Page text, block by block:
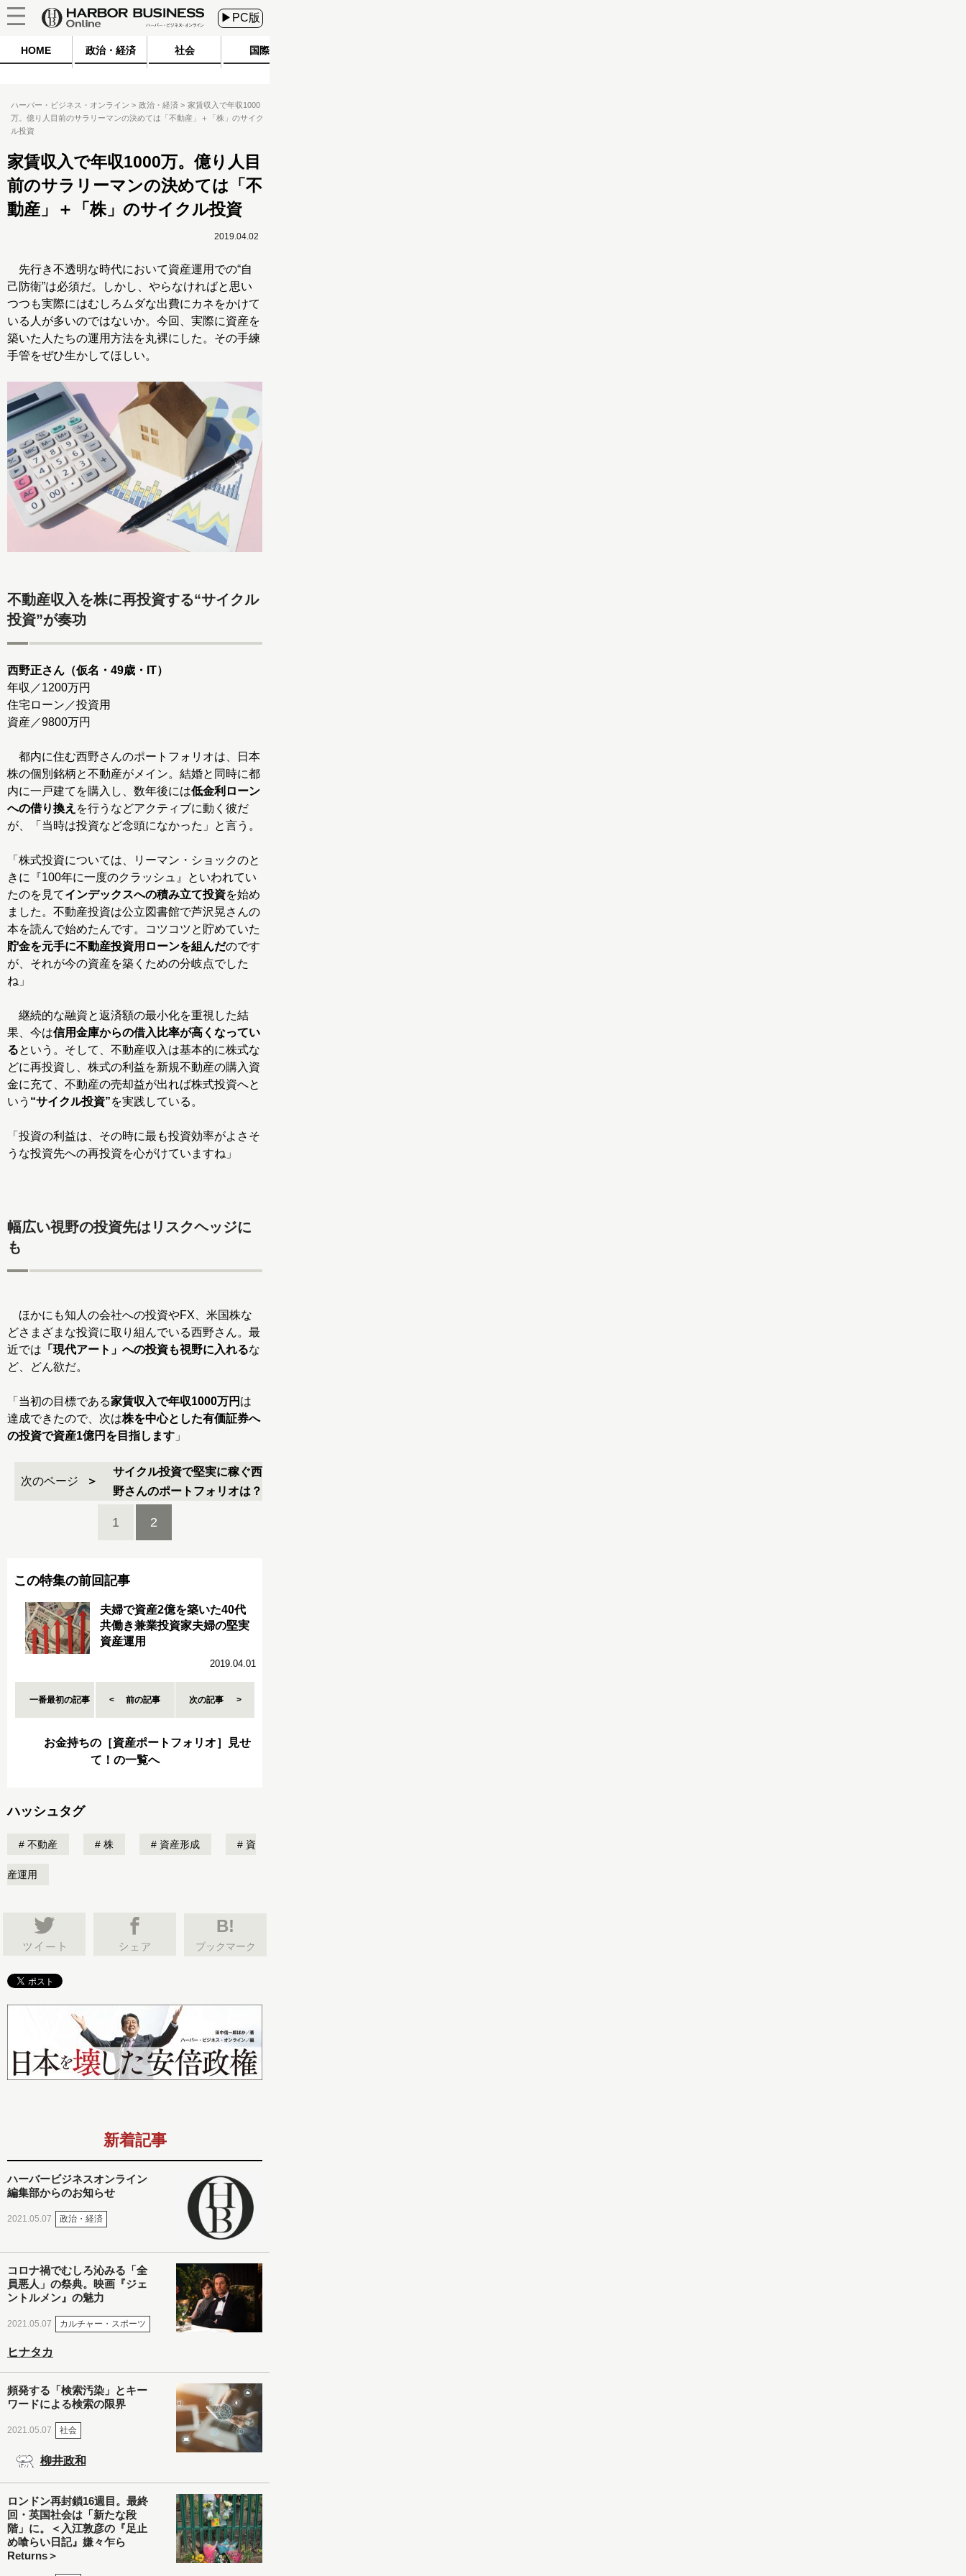
▶PC版
HOME 政治・経済 社会 国際
ハーバー・ビジネス・オンライン 政治・経済
家賃収入で年収1000
万。億り人目前のサラリーマンの決めては「不動産」＋「株」のサイク
ル投資
家賃収入で年収1000万。億り人目
前のサラリーマンの決めては「不
動産」＋「株」のサイクル投資
2019.04.02
先行き不透明な時代において資産運用での“自
己防衛”は必須だ。しかし、やらなければと思い
つつも実際にはむしろムダな出費にカネをかけて
いる人が多いのではないか。今回、実際に資産を
築いた人たちの運用方法を丸裸にした。その手練
手管をぜひ生かしてほしい。
不動産収入を株に再投資する“サイクル
投資”が奏功
西野正さん（仮名・49歳・IT）
年収／1200万円
住宅ローン／投資用
資産／9800万円
都内に住む西野さんのポートフォリオは、日本
株の個別銘柄と不動産がメイン。結婚と同時に都
内に一戸建てを購入し、数年後には低金利ローン
への借り換え を行うなどアクティブに動く彼だ
が、「当時は投資など念頭になかった」と言う。
「株式投資については、リーマン・ショックのと
きに『100年に一度のクラッシュ』といわれてい
たのを見てインデックスへの積み立て投資を始め
ました。不動産投資は公立図書館で芦沢晃さんの
本を読んで始めたんです。コツコツと貯めていた
貯金を元手に不動産投資用ローンを組んだのです
が、それが今の資産を築くための分岐点でした
ね」
継続的な融資と返済額の最小化を重視した結
果、今は信用金庫からの借入比率が高くなってい
るという。そして、不動産収入は基本的に株式な
どに再投資し、株式の利益を新規不動産の購入資
金に充て、不動産の売却益が出れば株式投資へと
いう “サイクル投資”を実践している。
「投資の利益は、その時に最も投資効率がよさそ
うな投資先への再投資を心がけていますね」
幅広い視野の投資先はリスクヘッジに
も
ほかにも知人の会社への投資やFX、米国株な
どさまざまな投資に取り組んでいる西野さん。最
近では 「現代アート」への投資も視野に入れるな
ど、どん欲だ。
「当初の目標である家賃収入で年収1000万円 は
達成できたので、次は株を中心とした有価証券へ
の投資で資産1億円を目指します 」
次のページ
サイクル投資で堅実に稼ぐ西
野さんのポートフォリオは？
1 2
この特集の前回記事
夫婦で資産2億を築いた40代
共働き兼業投資家夫婦の堅実
資産運用
2019.04.01
一番最初の記事 前の記事 次の記事
お金持ちの［資産ポートフォリオ］見せ
て！の一覧へ
ハッシュタグ
不動産 株 資産形成 資
産運用
B!
ブックマーク
新着記事
ハーバービジネスオンライン
編集部からのお知らせ
2021.05.07 政治・経済
コロナ禍でむしろ沁みる「全
員悪人」の祭典。映画『ジェ
ントルメン』の魅力
2021.05.07 カルチャー・スポーツ
ヒナタカ
頻発する「検索汚染」とキー
ワードによる検索の限界
2021.05.07 社会
柳井政和
ロンドン再封鎖16週目。最終
回・英国社会は「新たな段
階」に。＜入江敦彦の『足止
め喰らい日記』嫌々乍ら
Returns＞